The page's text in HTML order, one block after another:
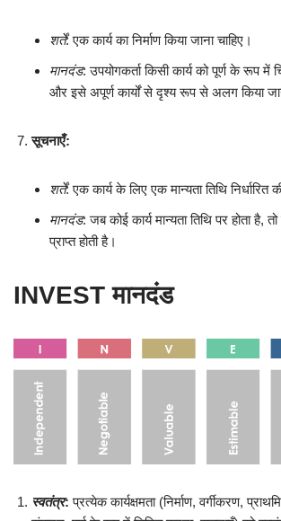
शर्तें: एक कार्य का निर्माण किया जाना चाहिए।
मानदंड: उपयोगकर्ता किसी कार्य को पूर्ण के रूप में
और इसे अपूर्ण कार्यों से दृश्य रूप से अलग किया
सूचनाएँ:
शर्तें: एक कार्य के लिए एक मान्यता तिथि निर्धारित
मानदंड: जब कोई कार्य मान्यता तिथि पर होता है,
प्राप्त होती है।
INVEST मानदंड
स्वतंत्र: प्रत्येक कार्यक्षमता (निर्माण, वर्गीकरण,